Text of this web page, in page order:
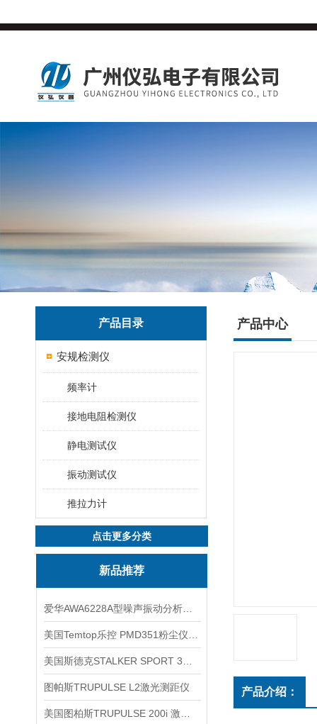
产品目录
安规检测仪
频率计
接地电阻检测仪
静电测试仪
振动测试仪
推拉力计
点击更多分类
新品推荐
图帕斯TRUPULSE L2激光测距仪
产品中心
产品介绍：